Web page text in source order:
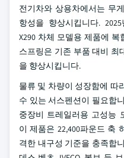
전기차와 상용차에서는 무
항성을 향상시킵니다. 2025
X290 차체 모델용 제품에
스프링은 기존 부품 대비 최
을 향상시킵니다.
물류 및 차량이 성장함에 따
수 있는 서스펜션이 필요합
중장비 트레일러용 고성능
이 제품은 22,400파운드 축
격한 내구성 기준을 충족합